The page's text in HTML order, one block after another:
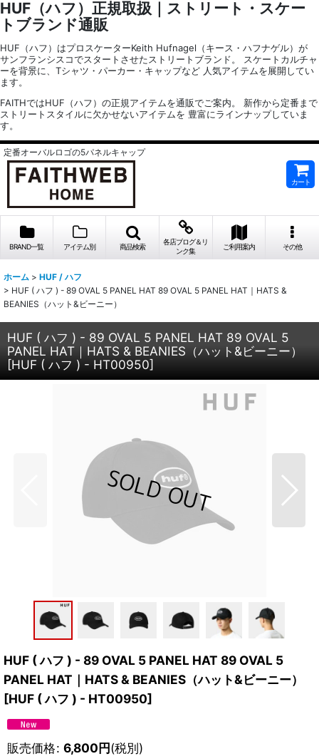
HUF（ハフ）正規取扱｜ストリート・スケー
トブランド通販
HUF（ハフ）はプロスケーターKeith Hufnagel（キース・ハフナゲル）が
サンフランシスコでスタートさせたストリートブランド。 スケートカルチャ
ーを背景に、Tシャツ・パーカー・キャップなど 人気アイテムを展開してい
ます。
FAITHではHUF（ハフ）の正規アイテムを通販でご案内。 新作から定番まで
ストリートスタイルに欠かせないアイテムを 豊富にラインナップしていま
す。
定番オーバルロゴの5パネルキャップ
カート
BRAND一覧 アイテム別 商品検索
各店ブログ＆リ
ンク集
ご利用案内 その他
ホーム > HUF / ハフ
> HUF ( ハフ ) - 89 OVAL 5 PANEL HAT 89 OVAL 5 PANEL HAT｜HATS &
BEANIES（ハット&ビーニー）
HUF ( ハフ ) - 89 OVAL 5 PANEL HAT 89 OVAL 5
PANEL HAT｜HATS & BEANIES（ハット&ビーニー）
[HUF ( ハフ ) - HT00950]
HUF ( ハフ ) - 89 OVAL 5 PANEL HAT 89 OVAL 5
PANEL HAT｜HATS & BEANIES（ハット&ビーニー）
[HUF ( ハフ ) - HT00950]
販売価格: 6,800円(税別)